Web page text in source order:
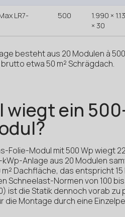
LR7-
500
1.990 ×
× 30
besteht aus 20 Modulen à
etwa 50 m² Schrägdach.
wiegt ein
Folie-Modul mit 500 Wp wiegt
kWp-Anlage aus 20 Modulen
Dachfläche, das entspricht
Schneelast-Normen von 100
ist die Statik dennoch vorab zu
die Montage durch eine